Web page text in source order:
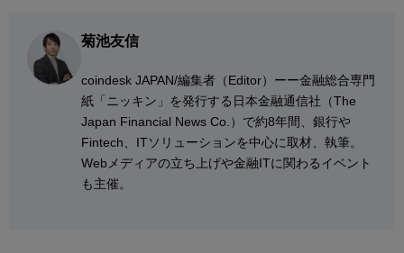
菊池友信
coindesk JAPAN/編集者（Editor）ーー金融総合専門
紙「ニッキン」を発行する日本金融通信社（The
Japan Financial News Co.）で約8年間、銀行や
Fintech、ITソリューションを中心に取材、執筆。
Webメディアの立ち上げや金融ITに関わるイベント
も主催。